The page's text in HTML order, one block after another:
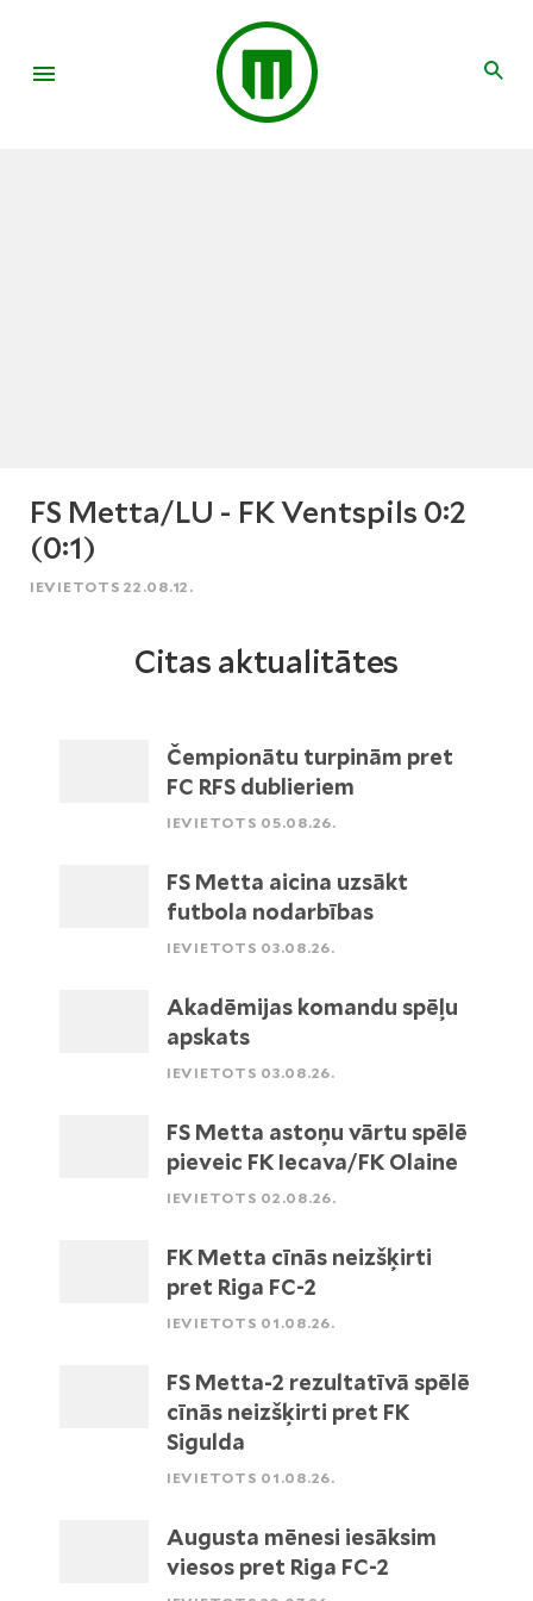
FS Metta/LU - FK Ventspils 0:2
(0:1)
IEVIETOTS 22.08.12.
Citas aktualitātes
Čempionātu turpinām pret
FC RFS dublieriem
IEVIETOTS 05.08.26.
FS Metta aicina uzsākt
futbola nodarbības
IEVIETOTS 03.08.26.
Akadēmijas komandu spēļu
apskats
IEVIETOTS 03.08.26.
FS Metta astoņu vārtu spēlē
pieveic FK Iecava/FK Olaine
IEVIETOTS 02.08.26.
FK Metta cīnās neizšķirti
pret Riga FC-2
IEVIETOTS 01.08.26.
FS Metta-2 rezultatīvā spēlē
cīnās neizšķirti pret FK
Sigulda
IEVIETOTS 01.08.26.
Augusta mēnesi iesāksim
viesos pret Riga FC-2